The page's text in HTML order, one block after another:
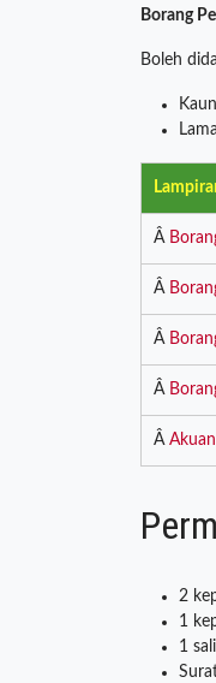
Borang
Boleh
Â
Â
Â
Â
Â
2
1
1